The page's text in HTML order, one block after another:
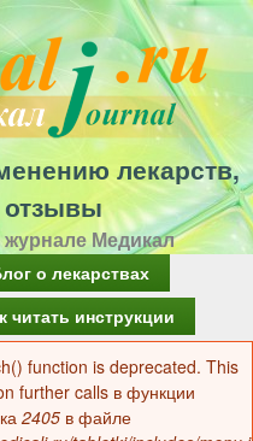
лекарств,
отзывы
журнале Медикал
о лекарствах
читать инструкции
function is deprecated. This
further calls в функции
2405 в файле